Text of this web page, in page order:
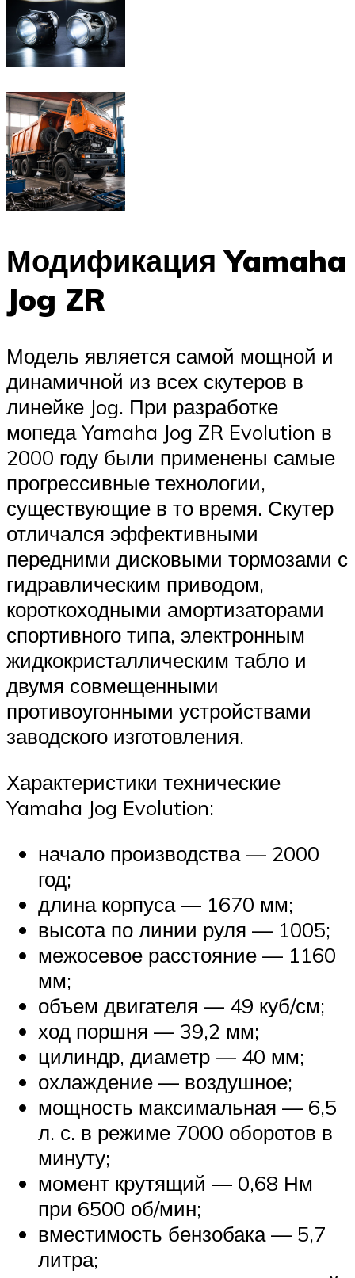
Модификация Yamaha
Jog ZR
Модель является самой мощной и
динамичной из всех скутеров в
линейке Jog. При разработке
мопеда Yamaha Jog ZR Evolution в
2000 году были применены самые
прогрессивные технологии,
существующие в то время. Скутер
отличался эффективными
передними дисковыми тормозами с
гидравлическим приводом,
короткоходными амортизаторами
спортивного типа, электронным
жидкокристаллическим табло и
двумя совмещенными
противоугонными устройствами
заводского изготовления.
Характеристики технические
Yamaha Jog Evolution:
начало производства — 2000
год;
длина корпуса — 1670 мм;
высота по линии руля — 1005;
межосевое расстояние — 1160
мм;
объем двигателя — 49 куб/см;
ход поршня — 39,2 мм;
цилиндр, диаметр — 40 мм;
охлаждение — воздушное;
мощность максимальная — 6,5
л. с. в режиме 7000 оборотов в
минуту;
момент крутящий — 0,68 Нм
при 6500 об/мин;
вместимость бензобака — 5,7
литра;